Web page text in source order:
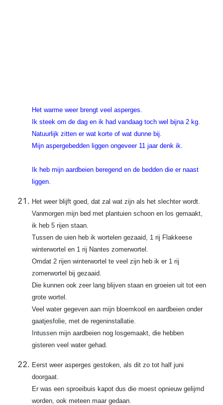
Het warme weer brengt veel asperges.
Ik steek om de dag en ik had vandaag toch wel bijna 2 kg.
Natuurlijk zitten er wat korte of wat dunne bij.
Mijn aspergebedden liggen ongeveer 11 jaar denk ik.
Ik heb mijn aardbeien beregend en de bedden die er naast
liggen.
Het weer blijft goed, dat zal wat zijn als het slechter wordt.
Vanmorgen mijn bed met plantuien schoon en los gemaakt,
ik heb 5 rijen staan.
Tussen de uien heb ik wortelen gezaaid, 1 rij Flakkeese
winterwortel en 1 rij Nantes zomerwortel.
Omdat 2 rijen winterwortel te veel zijn heb ik er 1 rij
zomerwortel bij gezaaid.
Die kunnen ook zeer lang blijven staan en groeien uit tot een
grote wortel.
Veel water gegeven aan mijn bloemkool en aardbeien onder
gaatjesfolie, met de regeninstallatie.
Intussen mijn aardbeien nog losgemaakt, die hebben
gisteren veel water gehad.
Eerst weer asperges gestoken, als dit zo tot half juni
doorgaat.
Er was een sproeibuis kapot dus die moest opnieuw gelijmd
worden, ook meteen maar gedaan.